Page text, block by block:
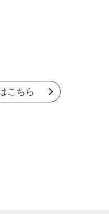
こちら